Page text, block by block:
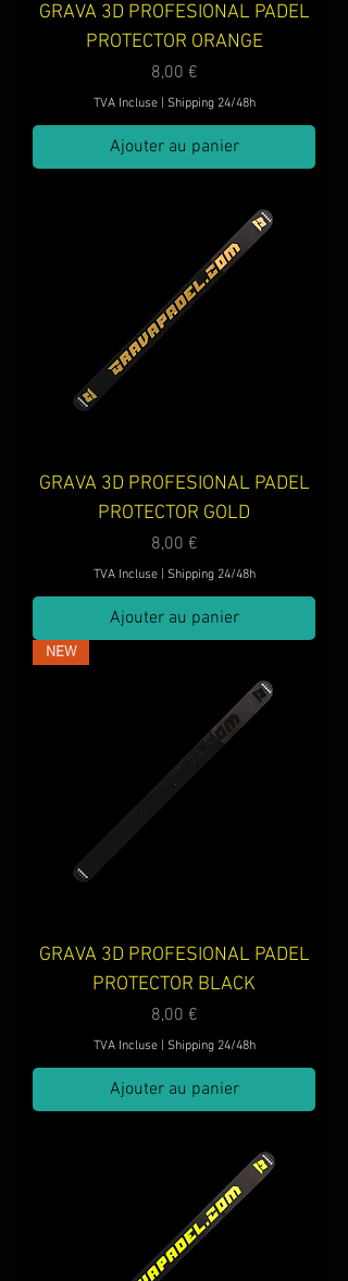
GRAVA 3D PROFESIONAL PADEL
PROTECTOR ORANGE
Prix
8,00 €
TVA Incluse| Shipping 24/48h
Ajouter au panier
GRAVA 3D PROFESIONAL PADEL
PROTECTOR GOLD
Prix
8,00 €
TVA Incluse| Shipping 24/48h
Ajouter au panier
NEW
GRAVA 3D PROFESIONAL PADEL
PROTECTOR BLACK
Prix
8,00 €
TVA Incluse| Shipping 24/48h
Ajouter au panier